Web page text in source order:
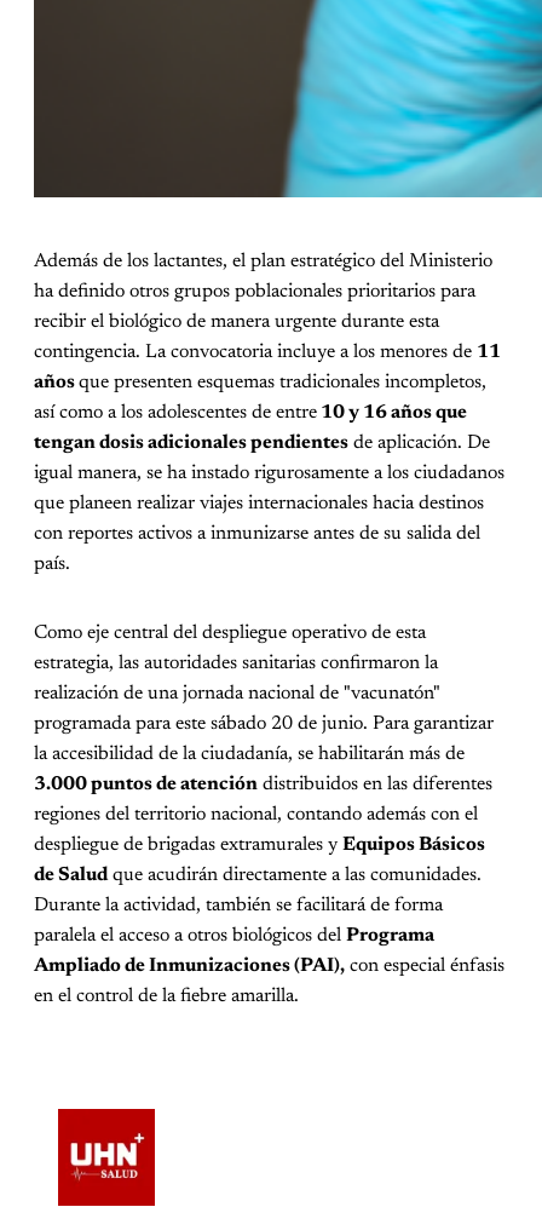
Además de los lactantes, el plan estratégico del Ministerio
ha definido otros grupos poblacionales prioritarios para
recibir el biológico de manera urgente durante esta
contingencia. La convocatoria incluye a los menores de 11
añosque presenten esquemas tradicionales incompletos,
así como a los adolescentes de entre 10 y 16 años que
tengan dosis adicionales pendientes de aplicación. De
igual manera, se ha instado rigurosamente a los ciudadanos
que planeen realizar viajes internacionales hacia destinos
con reportes activos a inmunizarse antes de su salida del
país.
Como eje central del despliegue operativo de esta
estrategia, las autoridades sanitarias confirmaron la
realización de una jornada nacional de "vacunatón"
programada para este sábado 20 de junio. Para garantizar
la accesibilidad de la ciudadanía, se habilitarán más de
3.000 puntos de atención distribuidos en las diferentes
regiones del territorio nacional, contando además con el
despliegue de brigadas extramurales y Equipos Básicos
de Saludque acudirán directamente a las comunidades.
Durante la actividad, también se facilitará de forma
paralela el acceso a otros biológicos del Programa
Ampliado de Inmunizaciones (PAI), con especial énfasis
en el control de la fiebre amarilla.